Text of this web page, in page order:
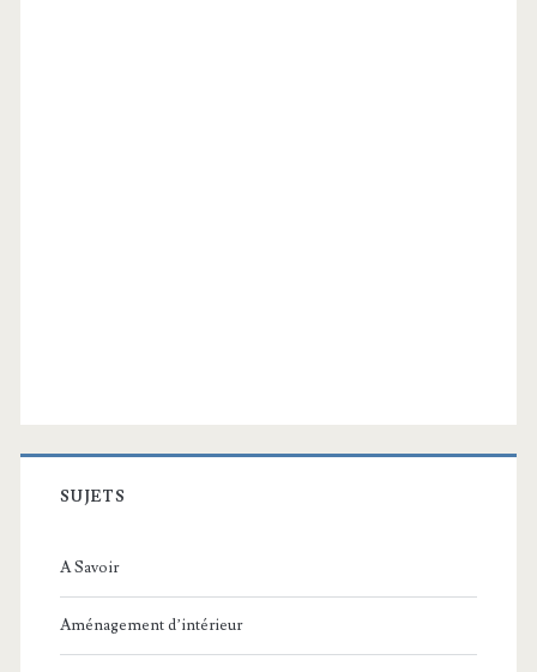
SUJETS
A Savoir
Aménagement d’intérieur